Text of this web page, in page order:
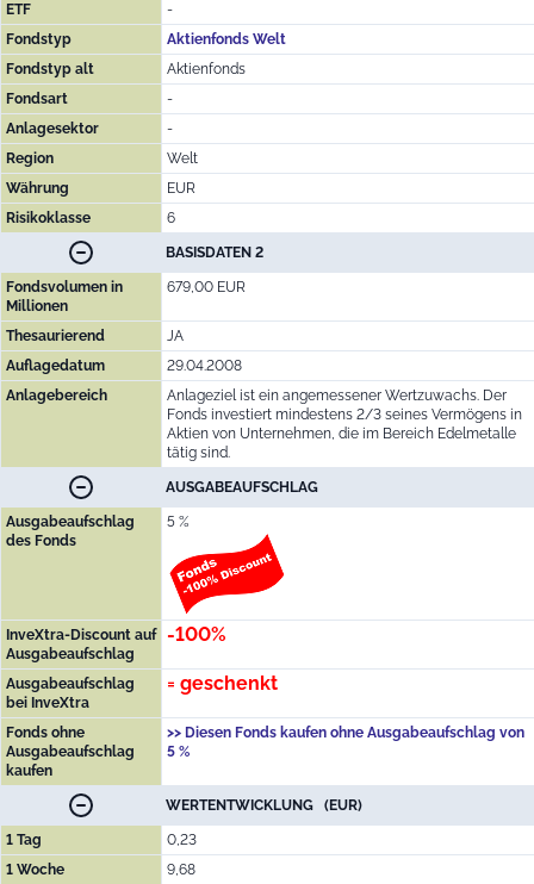
ETF
-
Fondstyp
Aktienfonds Welt
Fondstyp alt
Aktienfonds
Fondsart
-
Anlagesektor
-
Region
Welt
Währung
EUR
Risikoklasse
6
BASISDATEN 2
Fondsvolumen in
Millionen
679,00 EUR
Thesaurierend
JA
Auflagedatum
29.04.2008
Anlagebereich
Anlageziel ist ein angemessener Wertzuwachs. Der
Fonds investiert mindestens 2/3 seines Vermögens in
Aktien von Unternehmen, die im Bereich Edelmetalle
tätig sind.
AUSGABEAUFSCHLAG
Ausgabeaufschlag
des Fonds
5 %
InveXtra-Discount auf
Ausgabeaufschlag
-100%
Ausgabeaufschlag
bei InveXtra
= geschenkt
Fonds ohne
Ausgabeaufschlag
kaufen
>> Diesen Fonds kaufen ohne Ausgabeaufschlag von
5 %
WERTENTWICKLUNG (EUR)
1 Tag
0,23
1 Woche
9,68